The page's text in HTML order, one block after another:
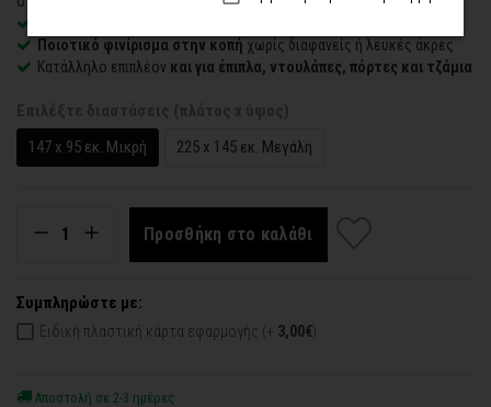
Ποιοτικό φινίρισμα στην κοπή χωρίς διαφανείς ή λευκές άκρες
Κατάλληλο επιπλέον και για έπιπλα, ντουλάπες, πόρτες και τζάμια
147 x 95 εκ. Μικρή
225 x 145 εκ. Μεγάλη
Προσθήκη στο καλάθι
Συμπληρώστε με:
Ειδική πλαστική κάρτα εφαρμογής (+ 3,00€)
Αποστολή σε 2-3 ημέρες